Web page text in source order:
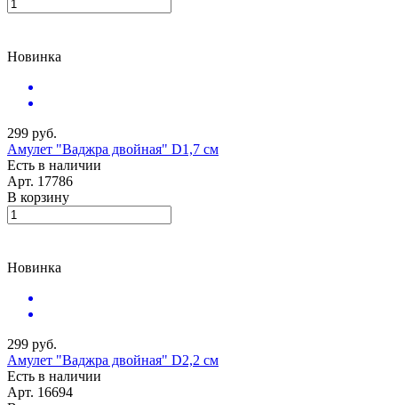
Новинка
299 руб.
Амулет "Ваджра двойная" D1,7 см
Есть в наличии
Арт. 17786
В корзину
Новинка
299 руб.
Амулет "Ваджра двойная" D2,2 см
Есть в наличии
Арт. 16694